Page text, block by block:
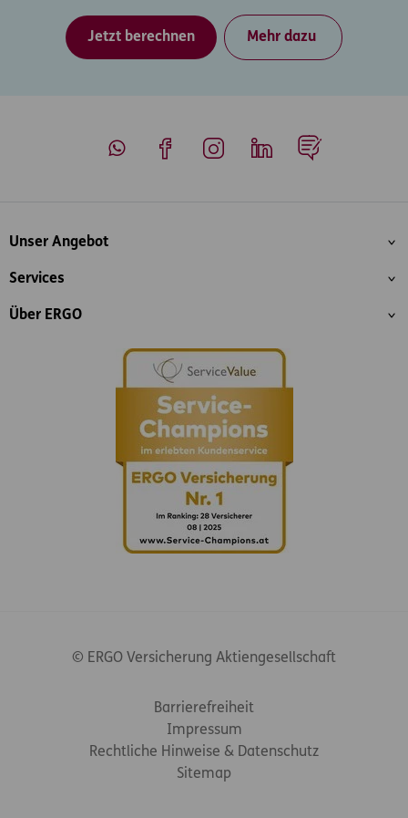
Jetzt berechnen Mehr dazu
Inhaltsübersicht
Unser Angebot
Services
Über ERGO
© ERGO Versicherung Aktiengesellschaft
Barrierefreiheit
Impressum
Rechtliche Hinweise & Datenschutz
Sitemap